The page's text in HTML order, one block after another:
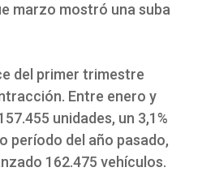
marzo mostró una suba
del primer trimestre
Entre enero y
unidades, un 3,1%
período del año pasado,
162.475 vehículos.